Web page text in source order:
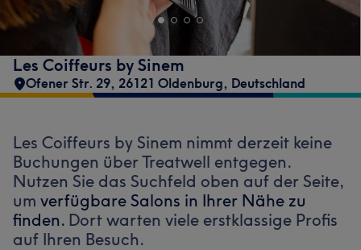
Les Coiffeurs by Sinem
Ofener Str. 29, 26121 Oldenburg, Deutschland
Les Coiffeurs by Sinem nimmt derzeit keine
Buchungen über Treatwell entgegen.
Nutzen Sie das Suchfeld oben auf der Seite,
um verfügbare Salons in Ihrer Nähe zu
finden. Dort warten viele erstklassige Profis
auf Ihren Besuch.